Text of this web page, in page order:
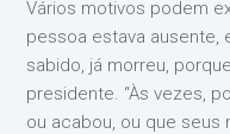
Vários motivos podem
pessoa estava ausente,
sabido, já morreu,
presidente. “Às vezes,
ou acabou, ou que